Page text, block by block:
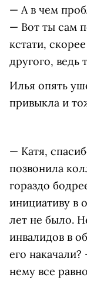
— А в чем
— Вот ты сам
кстати,
другого, ведь
Илья опять
привыкла и
— Катя,
позвонила
гораздо
инициативу в
лет не было.
инвалидов в
его
нему все